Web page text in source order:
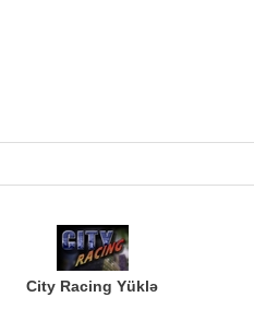
City Racing Yüklə